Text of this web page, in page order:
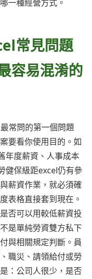
一種經營方式。
常見問題
容易混淆的
常問的第一個問題
要看你使用目的。如
年度薪資、人事成本
健保級距excel仍有參
薪資作業，就必須確
表格直接套到現在。
否可以用較低薪資投
是單純勞資雙方私下
與相關規定判斷。員
職災、請領給付或勞
：公司人很少，是否